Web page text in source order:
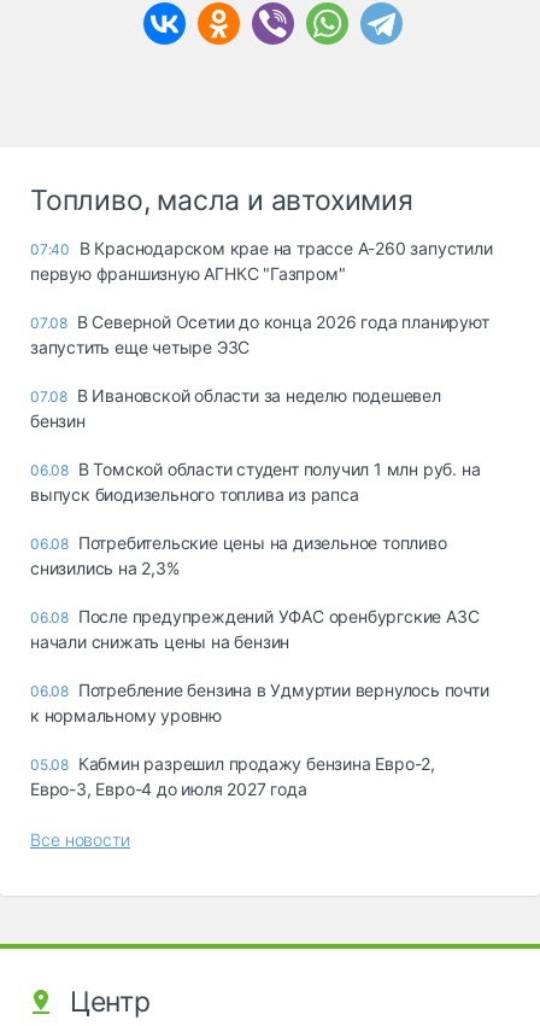
Топливо, масла и автохимия
07:40
В Краснодарском крае на трассе А-260 запустили
первую франшизную АГНКС "Газпром"
07.08 В Северной Осетии до конца 2026 года планируют
запустить еще четыре ЭЗС
07.08 В Ивановской области за неделю подешевел
бензин
06.08 В Томской области студент получил 1 млн руб. на
выпуск биодизельного топлива из рапса
06.08 Потребительские цены на дизельное топливо
снизились на 2,3%
06.08 После предупреждений УФАС оренбургские АЗС
начали снижать цены на бензин
06.08 Потребление бензина в Удмуртии вернулось почти
к нормальному уровню
05.08 Кабмин разрешил продажу бензина Евро-2,
Евро-3, Евро-4 до июля 2027 года
Все новости
Центр